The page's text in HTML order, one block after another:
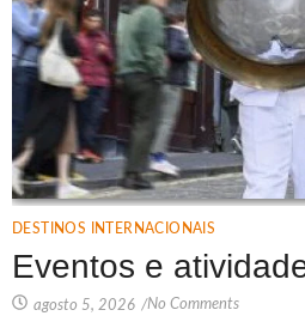
DESTINOS INTERNACIONAIS
Eventos e
agosto 5, 2026 /No Comments